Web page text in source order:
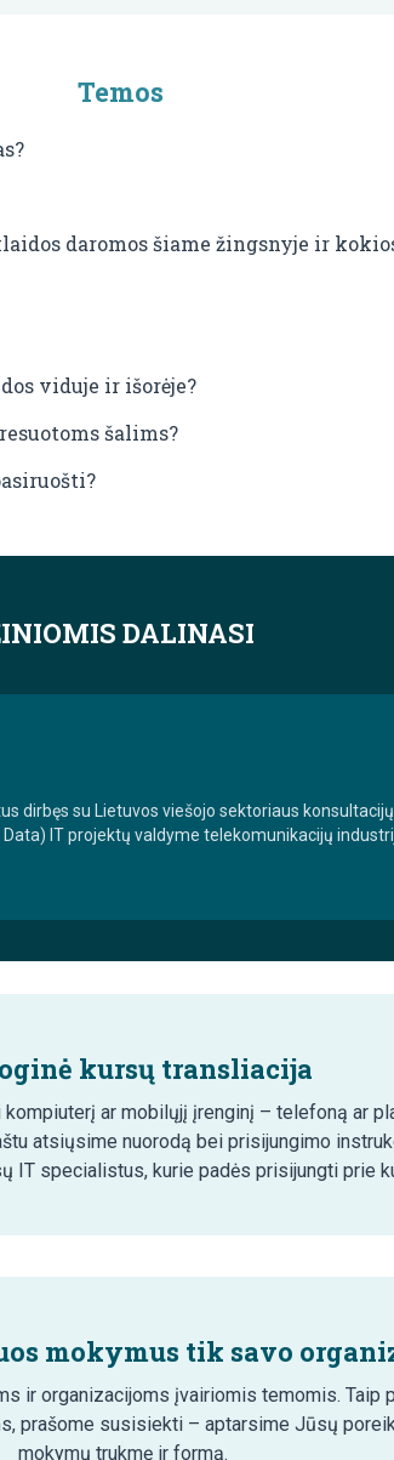
Temos
daromos šiame žingsnyje ir
viduje ir išorėje?
šalims?
DALINASI
dirbęs su Lietuvos viešojo sektoriaus
IT projektų valdyme telekomunikacijų
kursų transliacija
kompiuterį ar mobilųjį įrenginį – telefoną ar
atsiųsime nuorodą bei prisijungimo
IT specialistus, kurie padės prisijungti prie
mokymus tik savo
ir organizacijoms įvairiomis temomis. Taip
prašome susisiekti – aptarsime Jūsų
mokymų trukmę ir formą.